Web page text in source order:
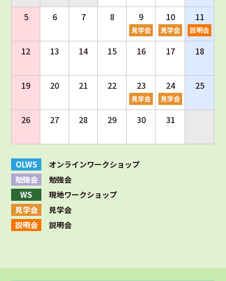
5 6 7 8 9
見学会
10
見学会
11
説明会
12 13 14 15 16 17 18
19 20 21 22 23
見学会
24
見学会
25
26 27 28 29 30 31
OLWS
オンラインワークショップ
勉強会
勉強会
WS
現地ワークショップ
見学会
見学会
説明会
説明会